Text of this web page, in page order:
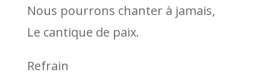
Nous pourrons chanter à jamais,
Le cantique de paix.
Refrain